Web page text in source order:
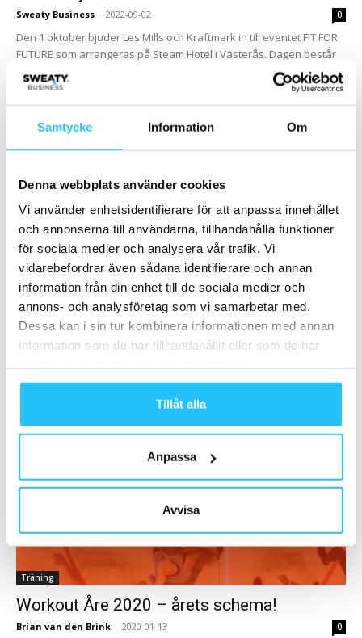
Samtycke Information Om
Denna webbplats använder cookies
Vi använder enhetsidentifierare för att anpassa innehållet
och annonserna till användarna, tillhandahålla funktioner
för sociala medier och analysera vår trafik. Vi
vidarebefordrar även sådana identifierare och annan
information från din enhet till de sociala medier och
annons- och analysföretag som vi samarbetar med.
Dessa kan i sin tur kombinera informationen med annan
information som du har tillhandahållit eller som de har
Tillåt alla
Anpassa
Avvisa
Sweaty Business - 2022-09-02 0
Den 1 oktober bjuder Les Mills och Kraftmark in till eventet FIT FOR
FUTURE som arrangeras på Steam Hotel i Västerås. Dagen består
bland annat...
Försäljning
Inbjudan till event – Boutique Fitness, 15
juni
Sweaty Business - 2022-05-06
Kom och få nya insikter om hur du kan utveckla och paketera
träningen för din anläggning. Vår samarbetspartner Kraftmark
bjuder den 15 juni in till...
Träning
Workout Åre 2020 – årets schema!
Brian van den Brink - 2020-01-13 0